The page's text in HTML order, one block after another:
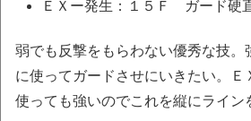
ＥＸー発生：１５Ｆ ガード硬
弱でも反撃をもらわない優秀な技。
に使ってガードさせにいきたい。Ｅ
使っても強いのでこれを縦にライン